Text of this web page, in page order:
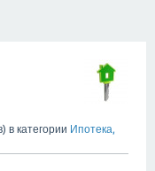
в категории Ипотека,